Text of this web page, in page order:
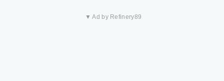
▼ Ad by Refinery89